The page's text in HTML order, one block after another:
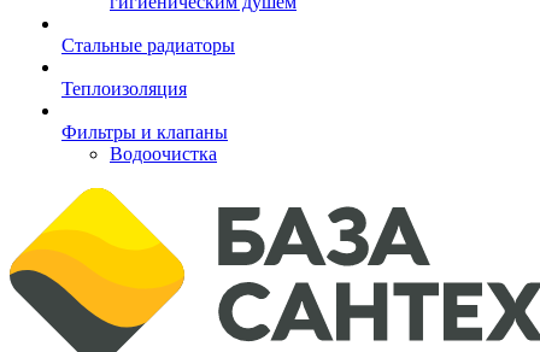
Стальные радиаторы
Теплоизоляция
Фильтры и клапаны
Водоочистка